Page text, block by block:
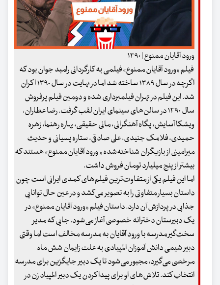
ورود آقایان ممنوع | ۱۳۹۰
فیلم «ورود آقایان ممنوع» فیلمی به کارگردانی رامبد جوان بود که
اگرچه در سال ۱۳۸۹ ساخته شد اما در نهایت در سال ۱۳۹۰ اکران
شد. این فیلم در تهران فیلمبرداری شده و دومین فیلم پرفروش
سال ۱۳۹۰ در سالن‌های سینمای ایران لقب گرفت. رضا عطاران،
ویشکا آسایش، پگاه آهنگرانی، مانی حقیقی، بهاره رهنما، زهره
حمیدی، فلامک جنیدی، علی صادقی، ستاره پسیانی و حدیث
میرامینی از بازیگران شناخته‌شده « ورود آقایان ممنوع» هستند که
بیشتر از پنج میلیارد تومان فروش داشت.
اما این فیلم یکی از متفاوت‌ترین فیلم‌های کمدی ایرانی است چون
داستان بسیار متفاوتی را به تصویر می‌کشد و در عین حال توانایی
جذابی در پردازش آن دارد. داستان فیلم «ورود آقایان ممنوع» در
یک دبیرستان دخترانه خصوصی آغاز می‌شود. جایی که مدیر
سخت‌گیر مدرسه با ورود آقایان به مدرسه مخالف است اما وقتی
دبیر شیمی دانش آموزان المپیادی به علت زایمان شش ماه
مرخصی می‌گیرد، مجبور می‌شود تا یک دبیر جایگزین برای مدرسه
انتخاب کند. تلاش‌های او برای پیداکردن یک دبیر المپیاد زن در